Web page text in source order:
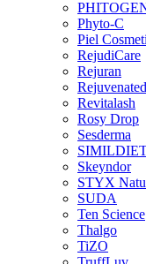
Phyto-C
Piel
RejudiCare
Rejuran
Rejuvenated
Revitalash
Rosy Drop
Sesderma
Skeyndor
STYX
SUDA
Ten Science
Thalgo
TiZO